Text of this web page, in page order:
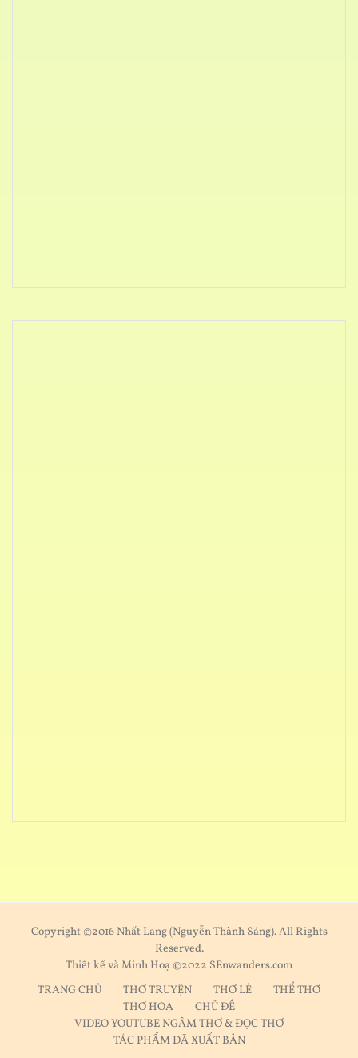
Copyright ©2016 Nhất Lang (Nguyễn Thành Sáng). All Rights
Reserved.
Thiết kế và Minh Hoạ ©2022 SEnwanders.com
TRANG CHỦ
THƠ TRUYỆN THƠ LẺ
THỂ THƠ
THƠ HOẠ
CHỦ ĐỀ
VIDEO YOUTUBE NGÂM THƠ & ĐỌC THƠ
TÁC PHẨM ĐÃ XUẤT BẢN